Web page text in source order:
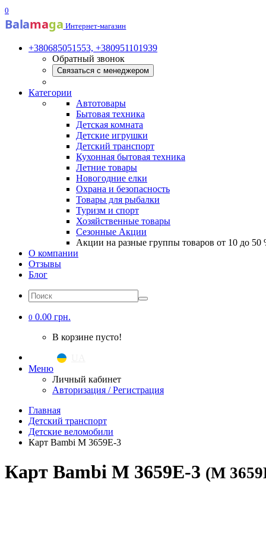
0
Balamaga Интернет-магазин
+380685051553, +380951101939
Обратный звонок
Связаться с менеджером
Категории
Автотовары
Бытовая техника
Детская комната
Детские игрушки
Детский транспорт
Кухонная бытовая техника
Летние товары
Новогодние елки
Охрана и безопасность
Товары для рыбалки
Туризм и спорт
Хозяйственные товары
Сезонные Акции
Акции на разные группы товаров от 10 до 50
О компании
Отзывы
Блог
0 0.00 грн.
В корзине пусто!
Меню
Личный кабинет
Авторизация / Регистрация
Главная
Детский транспорт
Детские веломобили
Карт Bambi M 3659E-3
Карт Bambi M 3659E-3 (M